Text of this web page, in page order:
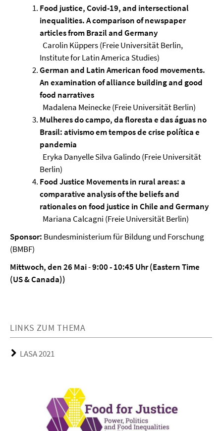
Food justice, Covid-19, and intersectional
inequalities. A comparison of newspaper
articles from Brazil and Germany
Carolin Küppers (Freie Universität Berlin,
Institute for Latin America Studies)
German and Latin American food movements.
An examination of alliance building and good
food narratives
Madalena Meinecke (Freie Universität Berlin)
Mulheres do campo, da floresta e das águas no
Brasil: ativismo em tempos de crise política e
pandemia
Eryka Danyelle Silva Galindo (Freie Universität
Berlin)
Food Justice Movements in rural areas: a
comparative analysis of the beliefs and
rationales on food justice in Chile and Germany
Mariana Calcagni (Freie Universität Berlin)
Sponsor: Bundesministerium für Bildung und Forschung
(BMBF)
Mittwoch, den 26 Mai-9:00 - 10:45 Uhr (Eastern Time
(US & Canada))
LINKS ZUM THEMA
LASA 2021